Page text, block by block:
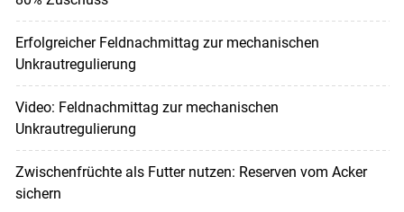
Erfolgreicher Feldnachmittag zur mechanischen
Unkrautregulierung
Video: Feldnachmittag zur mechanischen
Unkrautregulierung
Zwischenfrüchte als Futter nutzen: Reserven vom Acker
sichern